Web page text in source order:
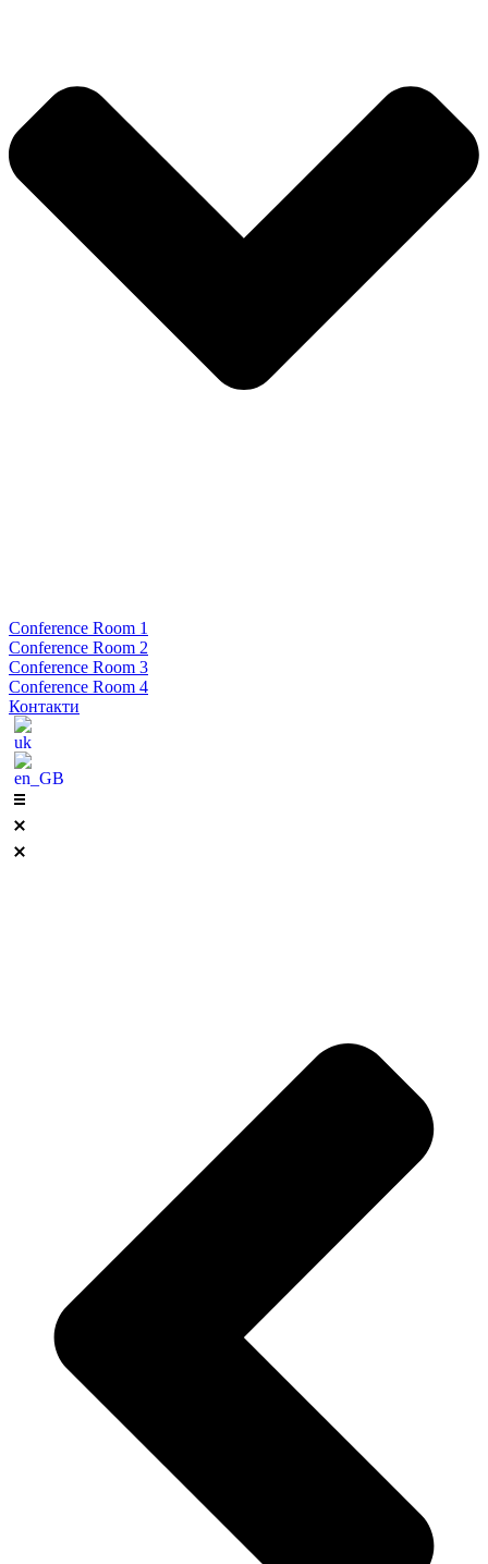
Conference Room 1
Conference Room 2
Conference Room 3
Conference Room 4
Контакти